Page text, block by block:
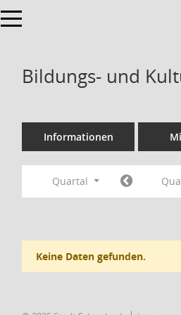
Toggle navigation
Bildungs- und
Informationen
Quartal
Keine Daten gefunden.